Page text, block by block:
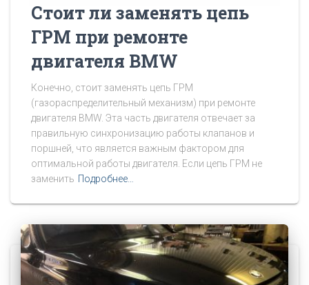
Стоит ли заменять цепь
ГРМ при ремонте
двигателя BMW
Конечно, стоит заменять цепь ГРМ
(газораспределительный механизм) при ремонте
двигателя BMW. Эта часть двигателя отвечает за
правильную синхронизацию работы клапанов и
поршней, что является важным фактором для
оптимальной работы двигателя. Если цепь ГРМ не
заменить Подробнее…